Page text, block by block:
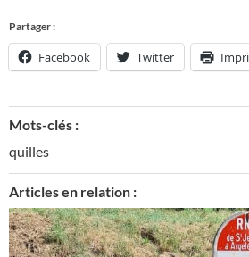
Partager :
Facebook Twitter
Mots-clés :
quilles
Articles en relation :